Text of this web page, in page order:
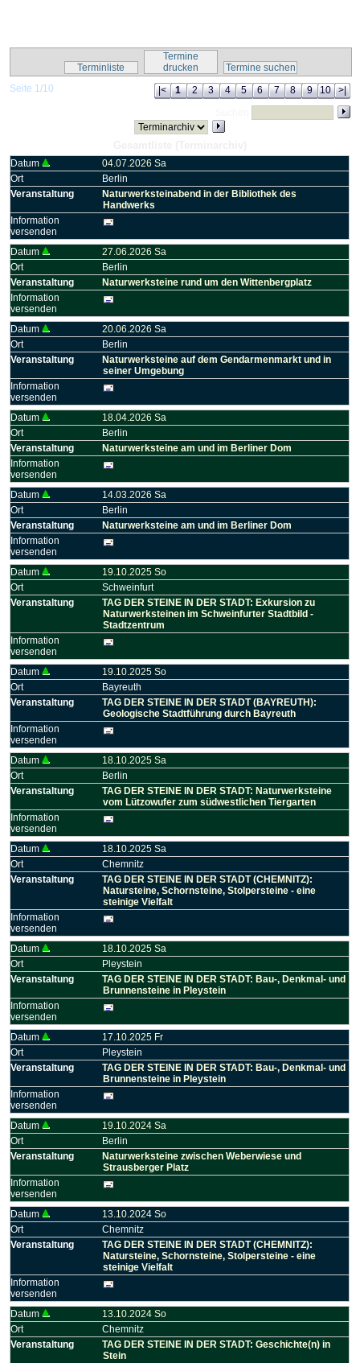
Terminliste
Termine
drucken
Termine suchen
Seite 1/10
|< 1 2 3 4 5 6 7 8 9 10 >|
Datum
04.07.2026 Sa
Ort
Berlin
Veranstaltung
Naturwerksteinabend in der Bibliothek des
Handwerks
Information
versenden
Datum
27.06.2026 Sa
Ort
Berlin
Veranstaltung
Naturwerksteine rund um den Wittenbergplatz
Information
versenden
Datum
20.06.2026 Sa
Ort
Berlin
Veranstaltung
Naturwerksteine auf dem Gendarmenmarkt und in
seiner Umgebung
Information
versenden
Datum
18.04.2026 Sa
Ort
Berlin
Veranstaltung
Naturwerksteine am und im Berliner Dom
Information
versenden
Datum
14.03.2026 Sa
Ort
Berlin
Veranstaltung
Naturwerksteine am und im Berliner Dom
Information
versenden
Datum
19.10.2025 So
Ort
Schweinfurt
Veranstaltung
TAG DER STEINE IN DER STADT: Exkursion zu
Naturwerksteinen im Schweinfurter Stadtbild -
Stadtzentrum
Information
versenden
Datum
19.10.2025 So
Ort
Bayreuth
Veranstaltung
TAG DER STEINE IN DER STADT (BAYREUTH):
Geologische Stadtführung durch Bayreuth
Information
versenden
Datum
18.10.2025 Sa
Ort
Berlin
Veranstaltung
TAG DER STEINE IN DER STADT: Naturwerksteine
vom Lützowufer zum südwestlichen Tiergarten
Information
versenden
Datum
18.10.2025 Sa
Ort
Chemnitz
Veranstaltung
TAG DER STEINE IN DER STADT (CHEMNITZ):
Natursteine, Schornsteine, Stolpersteine - eine
steinige Vielfalt
Information
versenden
Datum
18.10.2025 Sa
Ort
Pleystein
Veranstaltung
TAG DER STEINE IN DER STADT: Bau-, Denkmal- und
Brunnensteine in Pleystein
Information
versenden
Datum
17.10.2025 Fr
Ort
Pleystein
Veranstaltung
TAG DER STEINE IN DER STADT: Bau-, Denkmal- und
Brunnensteine in Pleystein
Information
versenden
Datum
19.10.2024 Sa
Ort
Berlin
Veranstaltung
Naturwerksteine zwischen Weberwiese und
Strausberger Platz
Information
versenden
Datum
13.10.2024 So
Ort
Chemnitz
Veranstaltung
TAG DER STEINE IN DER STADT (CHEMNITZ):
Natursteine, Schornsteine, Stolpersteine - eine
steinige Vielfalt
Information
versenden
Datum
13.10.2024 So
Ort
Chemnitz
Veranstaltung
TAG DER STEINE IN DER STADT: Geschichte(n) in
Stein